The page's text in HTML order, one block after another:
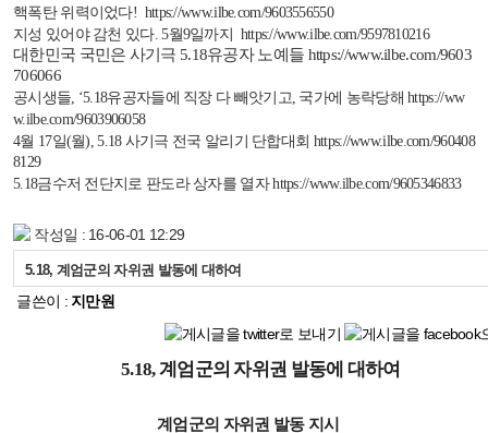
핵폭탄 위력이었다! https://www.ilbe.com/9603556550
지성 있어야 감천 있다. 5월9일까지 https://www.ilbe.com/9597810216
대한민국 국민은 사기극 5.18유공자 노예들 https://www.ilbe.com/9603
706066
공시생들, ‘5.18유공자들에 직장 다 빼앗기고, 국가에 농락당해 https://ww
w.ilbe.com/9603906058
4월 17일(월), 5.18 사기극 전국 알리기 단합대회 https://www.ilbe.com/960408
8129
5.18금수저 전단지로 판도라 상자를 열자 https://www.ilbe.com/9605346833
작성일 : 16-06-01 12:29
5.18, 계엄군의 자위권 발동에 대하여
글쓴이 : 지만원
5.18, 계엄군의 자위권 발동에 대하여
계엄군의 자위권 발동 지시